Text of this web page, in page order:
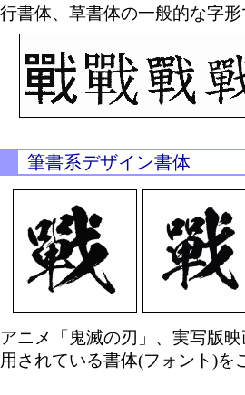
行書体、草書体の一般的な字形
筆書系デザイン書体
アニメ「鬼滅の刃」、実写版
用されている書体(フォント)を